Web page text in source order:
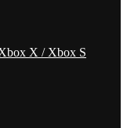
X / Xbox S